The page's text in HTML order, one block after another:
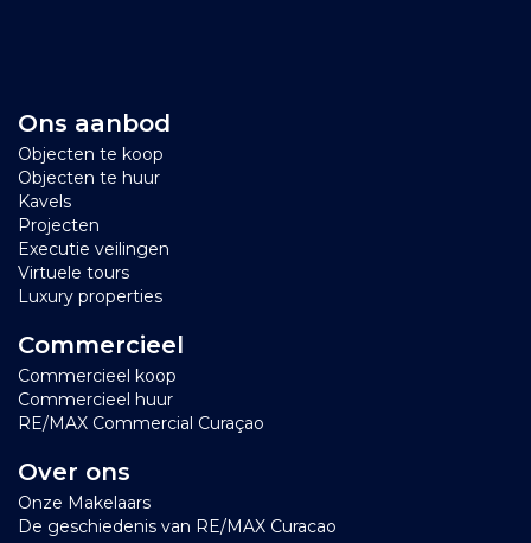
eiland
Klik opdeze link
Bay via een interactieve plattegrond!
Klik op deze link
Ons aanbod
Objecten te koop
Objecten te huur
Kavels
Projecten
Executie veilingen
Virtuele tours
Luxury properties
Commercieel
Commercieel koop
Commercieel huur
RE/MAX Commercial Curaçao
Over ons
Onze Makelaars
De geschiedenis van RE/MAX Curacao